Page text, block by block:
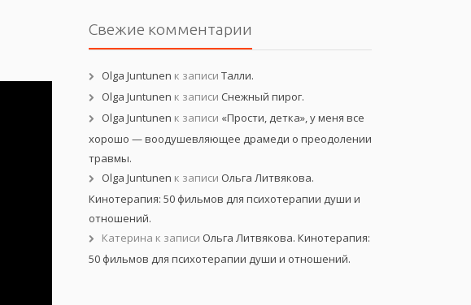
Свежие комментарии
Olga Juntunen к записи Талли.
Olga Juntunen к записи Снежный пирог.
Olga Juntunen к записи «Прости, детка», у меня все
хорошо — воодушевляющее драмеди о преодолении
травмы.
Olga Juntunen к записи Ольга Литвякова.
Кинотерапия: 50 фильмов для психотерапии души и
отношений.
Катерина к записи Ольга Литвякова. Кинотерапия:
50 фильмов для психотерапии души и отношений.